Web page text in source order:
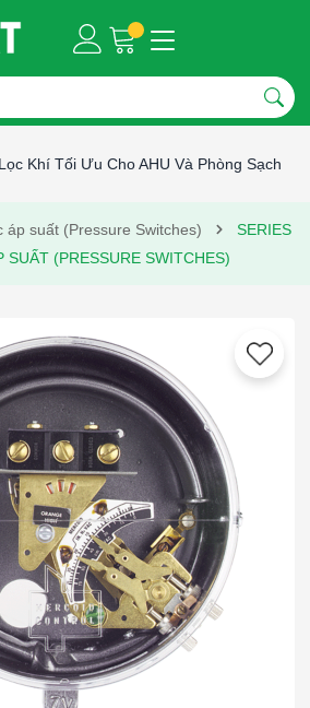
Khí Tối Ưu Cho AHU Và Phòng Sạch
áp suất (Pressure Switches)
SERIES
SUẤT (PRESSURE SWITCHES)